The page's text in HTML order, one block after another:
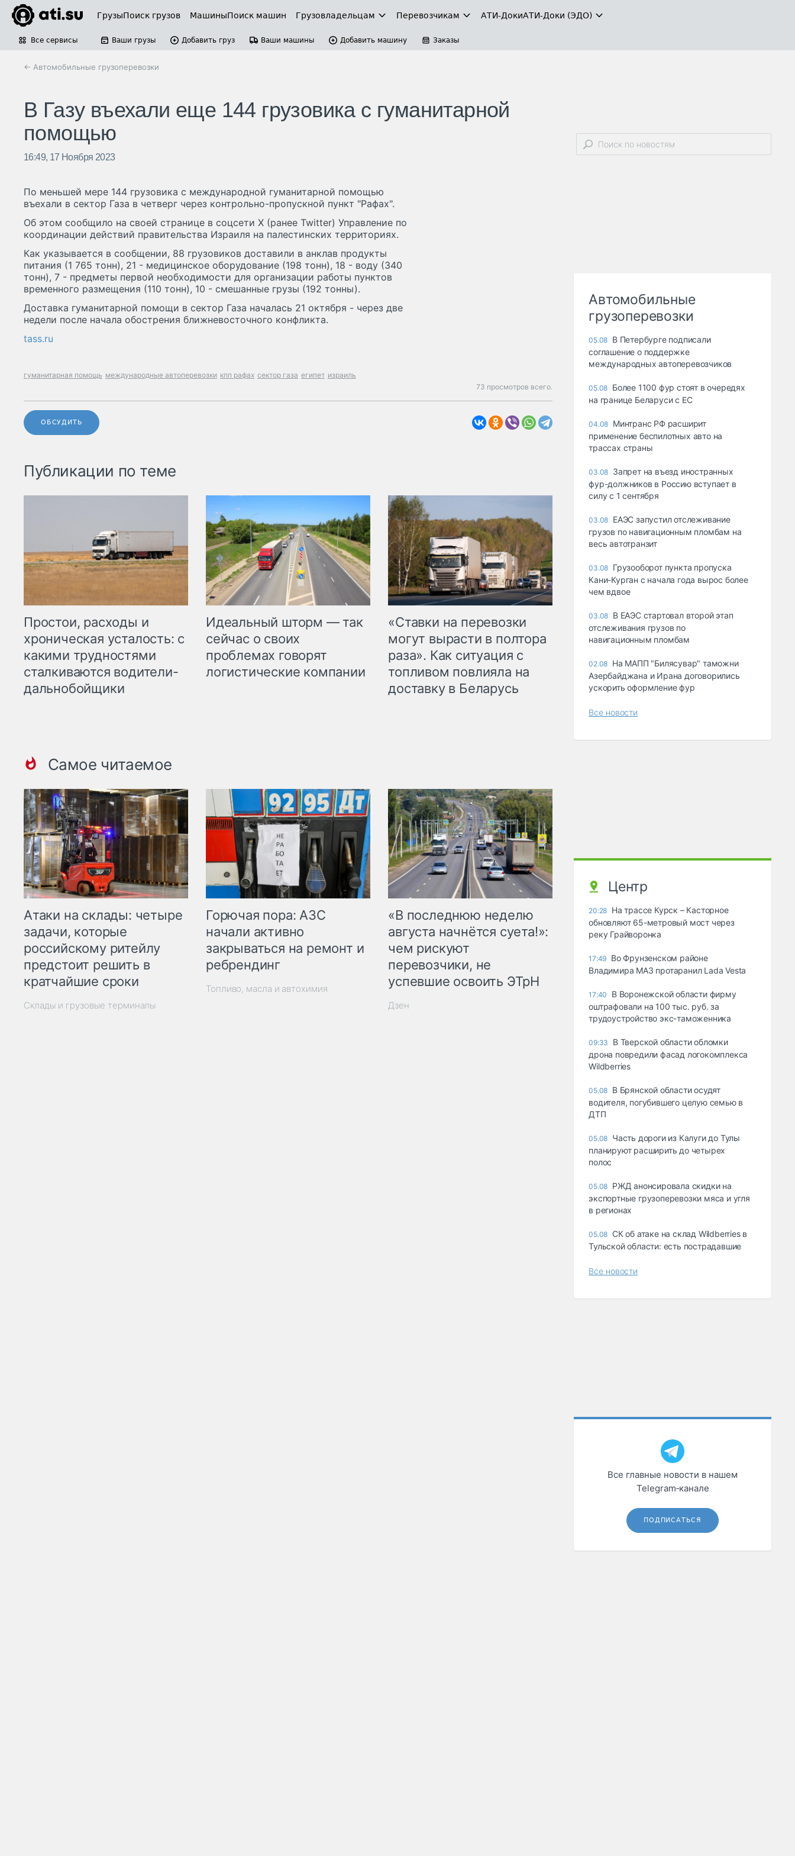
ГрузыПоиск грузов МашиныПоиск машин Грузовладельцам Перевозчикам АТИ-ДокиАТИ-Доки (ЭДО)
Все сервисы Ваши грузы Добавить груз Ваши машины Добавить машину Заказы
← Автомобильные грузоперевозки
В Газу въехали еще 144 грузовика с гуманитарной
помощью
16:49, 17 Ноября 2023
По меньшей мере 144 грузовика с международной гуманитарной помощью
въехали в сектор Газа в четверг через контрольно-пропускной пункт "Рафах".
Об этом сообщило на своей странице в соцсети X (ранее Twitter) Управление по
координации действий правительства Израиля на палестинских территориях.
Как указывается в сообщении, 88 грузовиков доставили в анклав продукты
питания (1 765 тонн), 21 - медицинское оборудование (198 тонн), 18 - воду (340
тонн), 7 - предметы первой необходимости для организации работы пунктов
временного размещения (110 тонн), 10 - смешанные грузы (192 тонны).
Доставка гуманитарной помощи в сектор Газа началась 21 октября - через две
недели после начала обострения ближневосточного конфликта.
tass.ru
гуманитарная помощь международные автоперевозки кпп рафах сектор газа египет израиль
73 просмотров всего.
ОБСУДИТЬ
Публикации по теме
Простои, расходы и
хроническая усталость: с
какими трудностями
сталкиваются водители-
дальнобойщики
Идеальный шторм — так
сейчас о своих
проблемах говорят
логистические компании
«Ставки на перевозки
могут вырасти в полтора
раза». Как ситуация с
топливом повлияла на
доставку в Беларусь
Самое читаемое
Атаки на склады: четыре
задачи, которые
российскому ритейлу
предстоит решить в
кратчайшие сроки
Склады и грузовые терминалы
Горючая пора: АЗС
начали активно
закрываться на ремонт и
ребрендинг
Топливо, масла и автохимия
«В последнюю неделю
августа начнётся суета!»:
чем рискуют
перевозчики, не
успевшие освоить ЭТрН
Дзен
Автомобильные
грузоперевозки
05.08 В Петербурге подписали
соглашение о поддержке
международных автоперевозчиков
05.08 Более 1100 фур стоят в очередях
на границе Беларуси с ЕС
04.08 Минтранс РФ расширит
применение беспилотных авто на
трассах страны
03.08 Запрет на въезд иностранных
фур-должников в Россию вступает в
силу с 1 сентября
03.08 ЕАЭС запустил отслеживание
грузов по навигационным пломбам на
весь автотранзит
03.08 Грузооборот пункта пропуска
Кани-Курган с начала года вырос более
чем вдвое
03.08 В ЕАЭС стартовал второй этап
отслеживания грузов по
навигационным пломбам
02.08 На МАПП "Билясувар" таможни
Азербайджана и Ирана договорились
ускорить оформление фур
Все новости
Центр
20:28 На трассе Курск – Касторное
обновляют 65-метровый мост через
реку Грайворонка
17:49 Во Фрунзенском районе
Владимира МАЗ протаранил Lada Vesta
17:40
В Воронежской области фирму
оштрафовали на 100 тыс. руб. за
трудоустройство экс-таможенника
09:33
В Тверской области обломки
дрона повредили фасад логокомплекса
Wildberries
05.08 В Брянской области осудят
водителя, погубившего целую семью в
ДТП
05.08 Часть дороги из Калуги до Тулы
планируют расширить до четырех
полос
05.08 РЖД анонсировала скидки на
экспортные грузоперевозки мяса и угля
в регионах
05.08 СК об атаке на склад Wildberries в
Тульской области: есть пострадавшие
Все новости
Все главные новости в нашем
Telegram‑канале
ПОДПИСАТЬСЯ